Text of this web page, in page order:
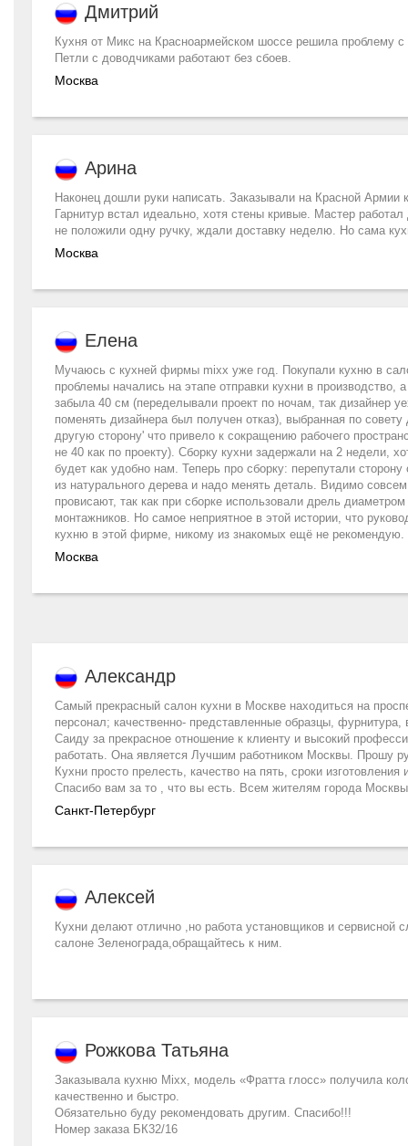
Дмитрий
Кухня от Микс на Красноармейском шоссе решила проблему
Петли с доводчиками работают без сбоев.
Москва
Арина
Наконец дошли руки написать. Заказывали на Красной
Гарнитур встал идеально, хотя стены кривые. Мастер
не положили одну ручку, ждали доставку неделю. Но сама
Москва
Елена
Мучаюсь с кухней фирмы mixx уже год. Покупали кухню в
проблемы начались на этапе отправки кухни в
забыла 40 см (переделывали проект по ночам, так дизайнер
поменять дизайнера был получен отказ), выбранная по
другую сторону' что привело к сокращению рабочего
не 40 как по проекту). Сборку кухни задержали на 2 недели,
будет как удобно нам. Теперь про сборку: перепутали
из натурального дерева и надо менять деталь. Видимо
провисают, так как при сборке использовали дрель
монтажников. Но самое неприятное в этой истории, что
кухню в этой фирме, никому из знакомых ещё не рекомендую.
Москва
Александр
Самый прекрасный салон кухни в Москве находиться на
персонал; качественно- представленные образцы,
Саиду за прекрасное отношение к клиенту и высокий
работать. Она является Лучшим работником Москвы. Прошу
Кухни просто прелесть, качество на пять, сроки
Спасибо вам за то , что вы есть. Всем жителям города
Санкт-Петербург
Алексей
Кухни делают отлично ,но работа установщиков и
салоне Зеленограда,обращайтесь к ним.
Рожкова Татьяна
Заказывала кухню Mixx, модель «Фратта глосс» получила
качественно и быстро.
Обязательно буду рекомендовать другим. Спасибо!!!
Номер заказа БК32/16